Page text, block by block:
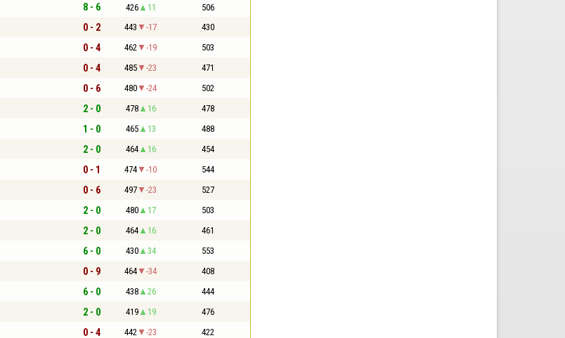
8 - 6 426 11 506
0 - 2 443 -17 430
0 - 4 462 -19 503
0 - 4 485 -23 471
0 - 6 480 -24 502
2 - 0 478 16 478
1 - 0 465 13 488
2 - 0 464 16 454
0 - 1 474 -10 544
0 - 6 497 -23 527
2 - 0 480 17 503
2 - 0 464 16 461
6 - 0 430 34 553
0 - 9 464 -34 408
6 - 0 438 26 444
2 - 0 419 19 476
0 - 4 442 -23 422